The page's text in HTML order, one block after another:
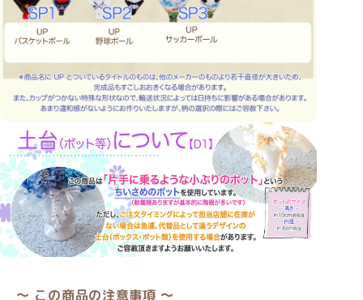
〜 この商品の注意事項 〜